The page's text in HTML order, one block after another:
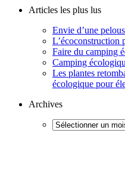
Articles les plus lus
Envie d’une
L’écoconstruction
Faire du camping
Camping
Les plantes
écologique pour
Archives